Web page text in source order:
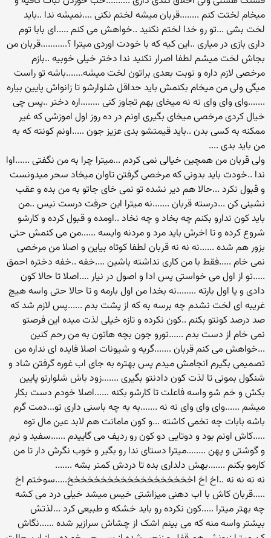
میخام لختت کنم ........قربان میشه لختم نکنی ....نمیشه ندا ..باید
لخت بشی ...تو رو خدا لختم نکنید ..خواهش می کنم .....ای بابا توم
داری بازی در میاری ..این کیه که با خودت اوردی میترا ؟...........قربان من
بجاش لخت میشم لطفا اصرار نکنید ندا دختر خیلی خوبیه ..بازم
مرخصی لازم داره و نوبت بعدی براتون لخت میشه.......باشه تو راست
میگی ولی من میخام بکنمش باید حداقل شلوارشو تا زانواش پایین بیاره
.......وای وای وای نه نه میخای بهم تجاوز کنی ........اره دختر ..پس چی
خیال کردی مرخصی میخای بگیری اونم در ده روز اول اموزشی که غیر
ممکنه به کسی بدن ..باید قیمتشو بدی عزیز جون .....اونم کونته که به
من باید بدی ....
ولی قربان من همچین خیالی نمی کردم ...میترا چرا به من نگفتی ......اوا
ندا ..خودت باید بدونی که مرخصی گرفتن تاوان میخاد سحر میدونست
و قبول نکرد ...حالا هم دیر نشده تو نمی خای جاتو به من بده و عقب
نشینی کن ...درسته قربان .......نه میترا این حرفت درست نیس ..من
باید کون ندارو بکنم چه بخاد و چه نخاد ..اومده و قبول کرده و کارشو
شروع کرده و تا اخرش باید مرد و مردنه وایسه ......من می کنمش حتی
بزور هم شده ......نه نه نه قربان لطفا کوتاه بیاین و اصلا من مرخصی
نمی خام .....فقط با من کاری نداشته باشین ....خفه ..خفه دختره احمق
.....تو از اول می خواستی پس ادا و اصول در نیار ....اصلا تا حالا کون
دادی و یا اول بارته ........نه بخدا من اول بارمه و تا حالا حتی واسه هیچ
غریبه ای لخت نشدم چه برسه به که از پشت بدم ......پس لازم شد که
صد درصد کونتو بکنم ..کون نکرده و تازه خیلی لذت میده این فرصتو
نمی خام از دست بدم ......تورو جون بچه هاتون به من رحم کنین
...خواهش می کنم قربان .......گریه و شیونات اصلا فایده ای نداره من
تصمیمی بگیرم انجامش میدم پس بهتره به جای اب غوره گرفتن شاد و
شنگول بمونی تا لذت کون دادنتو بگیری .......زود باش شلوارتو پایین
بکش و خم شو واسه فاعلت تا کارشو بکنه ......اصلا خودم دست بکار
میشم ......وای وای وای نه نه .......به به چه باسنی داری تو...دمت گرم
باشه بابات چه تخمی کاشته ...و کون مامانت هم لابد عین مال توه
.....کاش اونم بود و دوتایی دو کون رو ردیف می گاییدم ......سفید و نرم
و گوشتی و پهن ........میترا دستای ندا رو بگیر و خوب نگرش دار تا من
کارمو بکنم .......بهش دلداری بده تا دردش کمتر بشه .......
نه نه نه نه ..اخ اخ اخخخخخخخخخخخخخخخخخخخ.....سوختم اخ
.....قربان کاش با اب دهنی میزاشتی خیس میشد خیلی درد می کشه
چه بهتر میترا .....کون نکرده رو باید خشکه و طبیعی کرد ...لذتش
بیشتر واسه منه که می بینم اشک از چشاش سرازیر شده ......نگاش